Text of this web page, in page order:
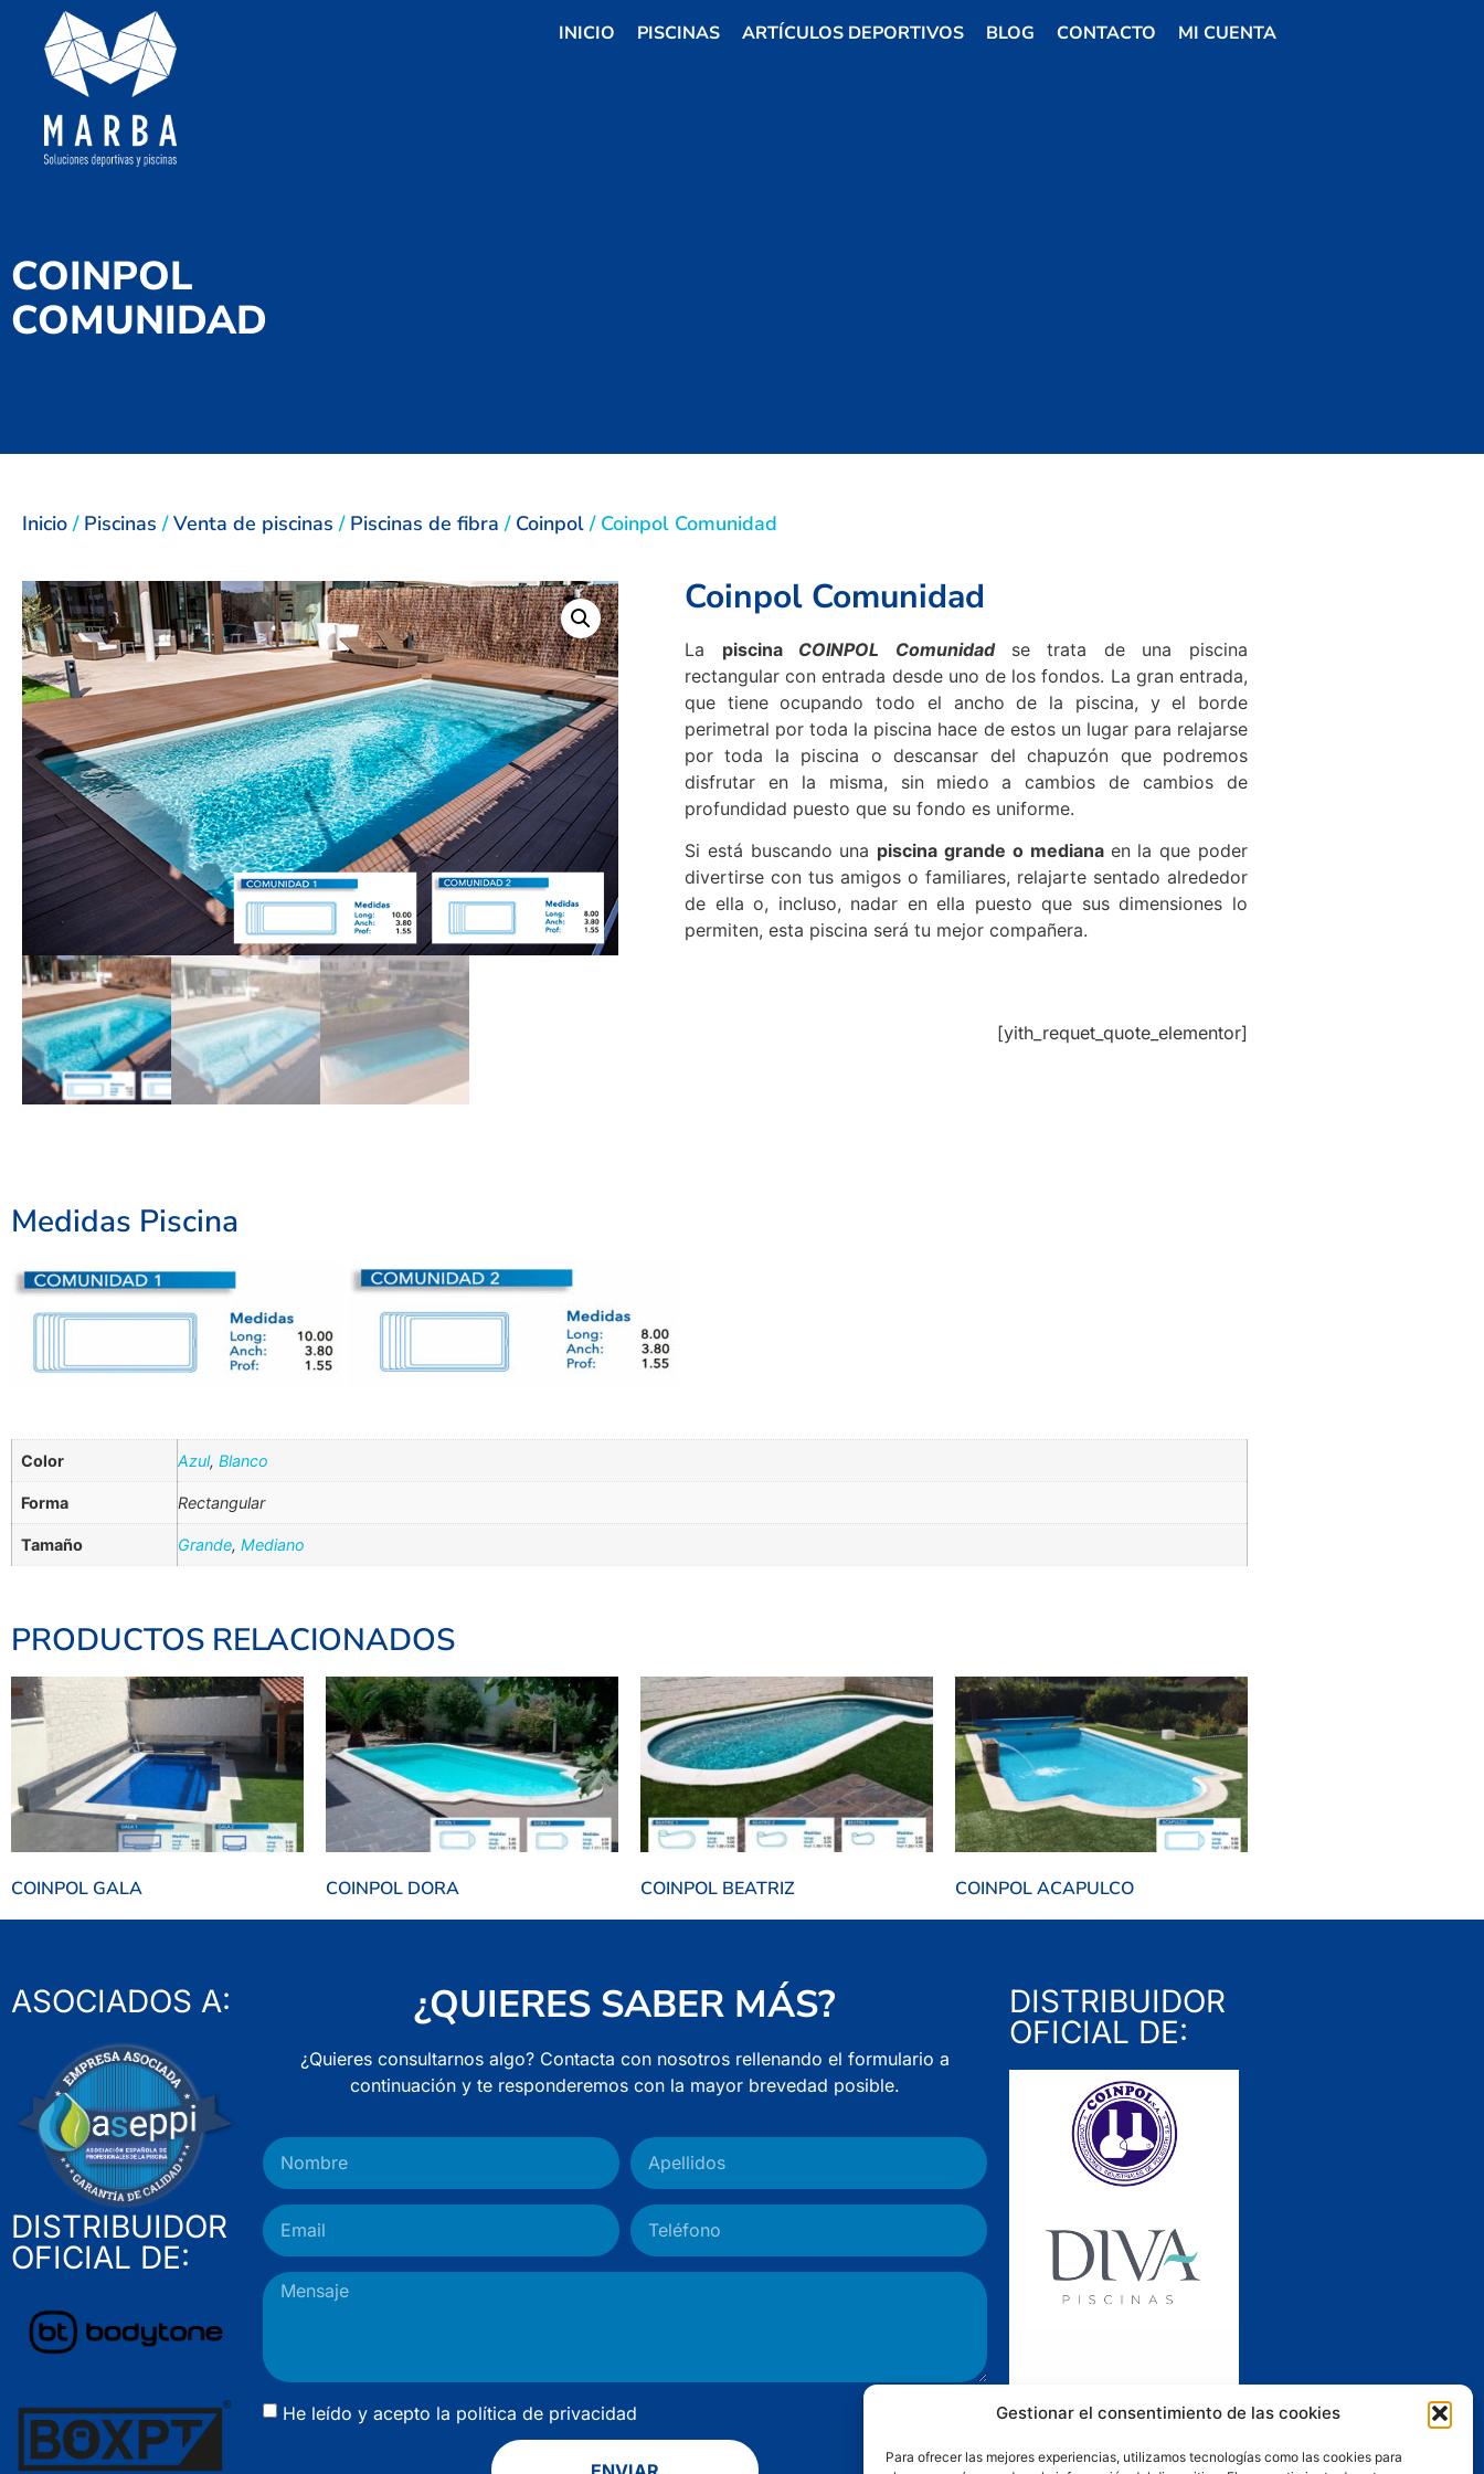
Gestionar el consentimiento de las cookies
Para ofrecer las mejores experiencias, utilizamos tecnologías como las cookies para
INICIO PISCINAS ARTÍCULOS DEPORTIVOS BLOG CONTACTO MI CUENTA
COINPOL
COMUNIDAD
Inicio / Piscinas /Venta de piscinas / Piscinas de fibra / Coinpol / Coinpol Comunidad
Coinpol Comunidad
La piscina COINPOL Comunidad se trata de una piscina
rectangular con entrada desde uno de los fondos. La gran entrada,
que tiene ocupando todo el ancho de la piscina, y el borde
perimetral por toda la piscina hace de estos un lugar para relajarse
por toda la piscina o descansar del chapuzón que podremos
disfrutar en la misma, sin miedo a cambios de cambios de
profundidad puesto que su fondo es uniforme.
Si está buscando una piscina grande o mediana en la que poder
divertirse con tus amigos o familiares, relajarte sentado alrededor
de ella o, incluso, nadar en ella puesto que sus dimensiones lo
permiten, esta piscina será tu mejor compañera.
[yith_requet_quote_elementor]
Medidas Piscina
Color Azul, Blanco
Forma Rectangular
Tamaño Grande, Mediano
PRODUCTOS RELACIONADOS
COINPOL GALA COINPOL DORA COINPOL BEATRIZ COINPOL ACAPULCO
ASOCIADOS A:
DISTRIBUIDOR
OFICIAL DE:
¿QUIERES SABER MÁS?
¿Quieres consultarnos algo? Contacta con nosotros rellenando el formulario a
continuación y te responderemos con la mayor brevedad posible.
He leído y acepto la política de privacidad
DISTRIBUIDOR
OFICIAL DE: